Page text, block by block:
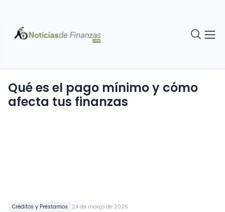
Créditos y Préstamos 24 de março de 2026
Qué es el pago mínimo y cómo
afecta tus finanzas